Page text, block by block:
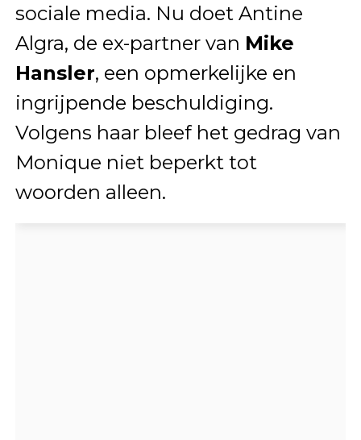
sociale media. Nu doet Antine
Algra, de ex-partner van Mike
Hansler, een opmerkelijke en
ingrijpende beschuldiging.
Volgens haar bleef het gedrag van
Monique niet beperkt tot
woorden alleen.